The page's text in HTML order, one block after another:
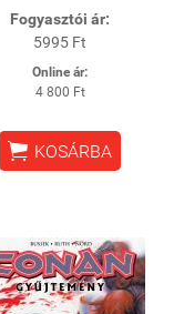
Fogyasztói ár:
5995 Ft
Online ár:
4 800 Ft
 KOSÁRBA